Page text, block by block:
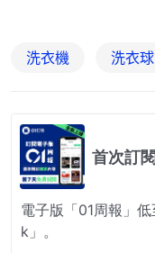
洗衣機 洗衣球